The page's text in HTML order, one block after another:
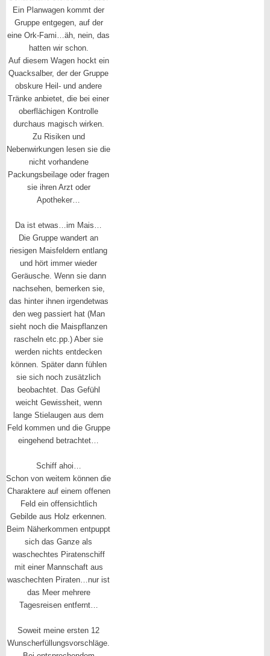
Ein Planwagen kommt der
Gruppe entgegen, auf der
eine Ork-Fami…äh, nein, das
hatten wir schon.
Auf diesem Wagen hockt ein
Quacksalber, der der Gruppe
obskure Heil- und andere
Tränke anbietet, die bei einer
oberflächigen Kontrolle
durchaus magisch wirken.
Zu Risiken und
Nebenwirkungen lesen sie die
nicht vorhandene
Packungsbeilage oder fragen
sie ihren Arzt oder
Apotheker…
Da ist etwas…im Mais…
Die Gruppe wandert an
riesigen Maisfeldern entlang
und hört immer wieder
Geräusche. Wenn sie dann
nachsehen, bemerken sie,
das hinter ihnen irgendetwas
den weg passiert hat (Man
sieht noch die Maispflanzen
rascheln etc.pp.) Aber sie
werden nichts entdecken
können. Später dann fühlen
sie sich noch zusätzlich
beobachtet. Das Gefühl
weicht Gewissheit, wenn
lange Stielaugen aus dem
Feld kommen und die Gruppe
eingehend betrachtet…
Schiff ahoi…
Schon von weitem können die
Charaktere auf einem offenen
Feld ein offensichtlich
Gebilde aus Holz erkennen.
Beim Näherkommen entpuppt
sich das Ganze als
waschechtes Piratenschiff
mit einer Mannschaft aus
waschechten Piraten…nur ist
das Meer mehrere
Tagesreisen entfernt…
Soweit meine ersten 12
Wunscherfüllungsvorschläge.